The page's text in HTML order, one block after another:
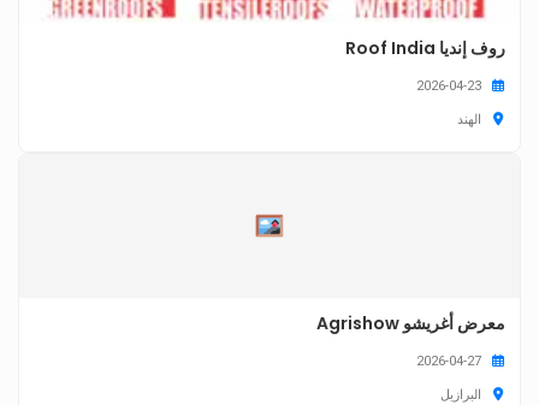
روف إنديا Roof India
الهند
معرض أغريشو Agrishow
البرازيل